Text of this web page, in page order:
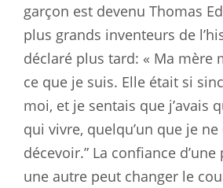
garçon est devenu Thomas
plus grands inventeurs de
déclaré plus tard: « Ma mère
ce que je suis. Elle était si
moi, et je sentais que j’avais
qui vivre, quelqu’un que je ne
décevoir.” La confiance
une autre peut changer le